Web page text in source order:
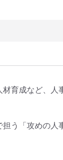
育成など、人
う「攻めの人